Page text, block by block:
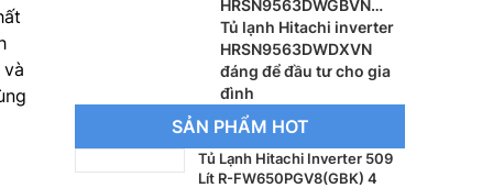
HRSN9563DWGBVN
inverter
Tủ lạnh Hitachi inverter
HRSN9563DWDXVN
đáng để đầu tư cho gia
đình
SẢN PHẨM HOT
Tủ Lạnh Hitachi Inverter 509
Lít R-FW650PGV8(GBK) 4